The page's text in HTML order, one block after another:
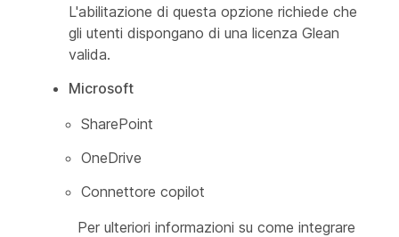
L'abilitazione di questa opzione richiede che
gli utenti dispongano di una licenza Glean
valida.
Microsoft
SharePoint
OneDrive
Connettore copilot
Per ulteriori informazioni su come integrare